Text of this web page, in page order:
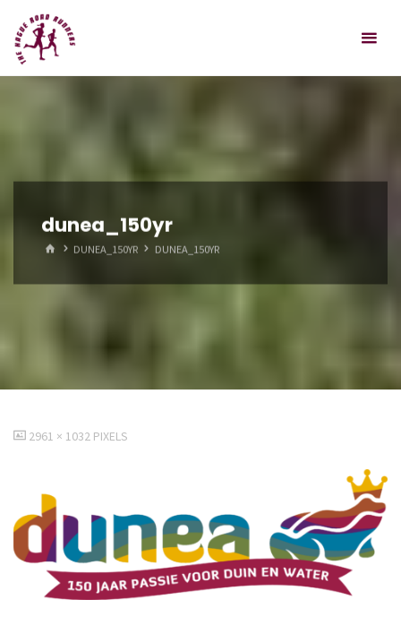
Spring
naar
inhoud
dunea_150yr
HOMEDUNEA_150YR DUNEA_150YR
VOLLEDIGE
2961 × 1032 PIXELS